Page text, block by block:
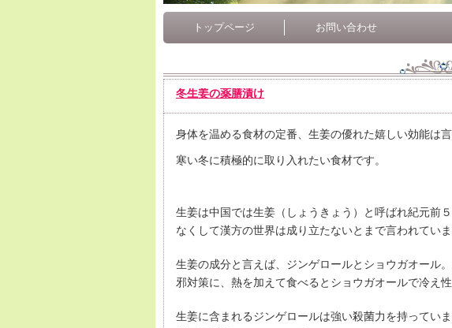
トップページ お問い合わせ
冬生姜の薬膳漬け
身体を温める食材の定番、生姜の優れた嬉しい効能は
寒い冬に積極的に取り入れたい食材です。
生姜は中国では生姜（しょうきょう）と呼ばれ紀元前
なくして漢方の世界は成り立たないとまで言われていま
生姜の成分と言えば、ジンゲロールとショウガオール
邪対策に、熱を加えて食べるとショウガオールで冷え性
生姜に含まれるジンゲロールは強い殺菌力を持ってい